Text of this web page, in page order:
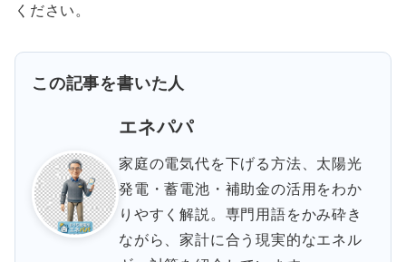
ください。
この記事を書いた人
エネパパ
家庭の電気代を下げる方法、太陽光
発電・蓄電池・補助金の活用をわか
りやすく解説。専門用語をかみ砕き
ながら、家計に合う現実的なエネル